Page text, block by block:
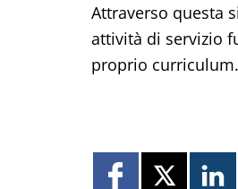
Attraverso questa
attività di servizio
proprio curriculum.